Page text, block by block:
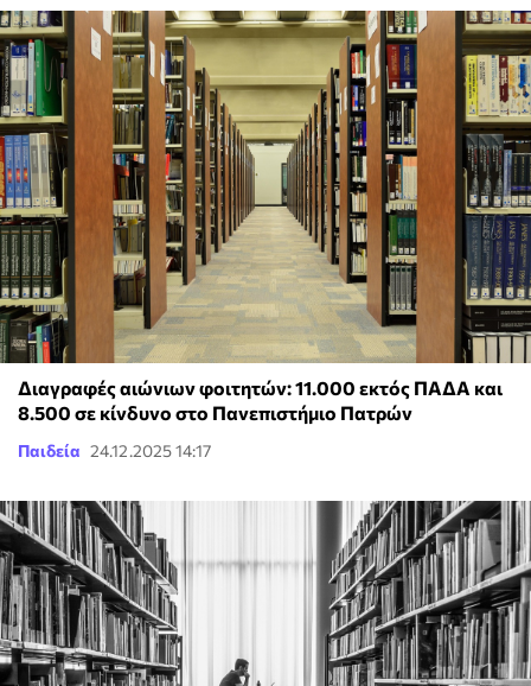
Διαγραφές αιώνιων φοιτητών: 11.000 εκτός ΠΑΔΑ και
8.500 σε κίνδυνο στο Πανεπιστήμιο Πατρών
Παιδεία 24.12.2025 14:17